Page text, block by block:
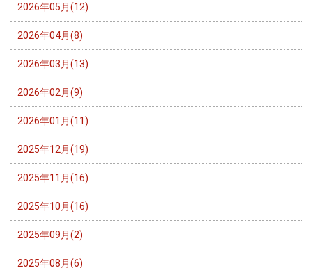
2026年05月(12)
2026年04月(8)
2026年03月(13)
2026年02月(9)
2026年01月(11)
2025年12月(19)
2025年11月(16)
2025年10月(16)
2025年09月(2)
2025年08月(6)